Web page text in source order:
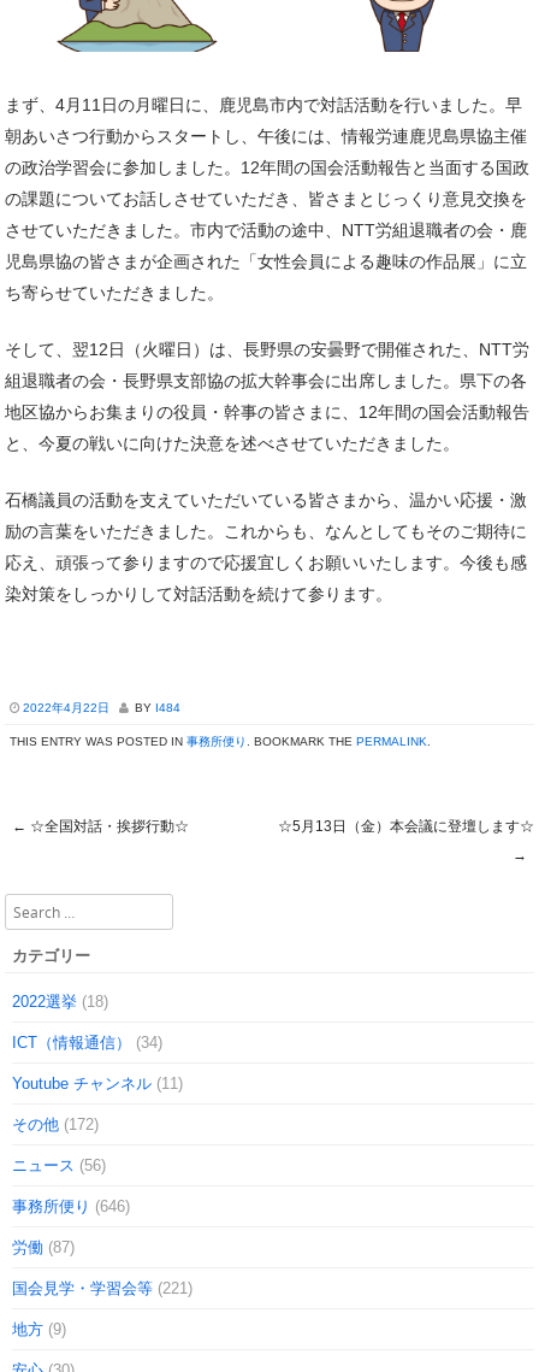
まず、4月11日の月曜日に、鹿児島市内で対話活動を行いました。早
朝あいさつ行動からスタートし、午後には、情報労連鹿児島県協主催
の政治学習会に参加しました。12年間の国会活動報告と当面する国政
の課題についてお話しさせていただき、皆さまとじっくり意見交換を
させていただきました。市内で活動の途中、NTT労組退職者の会・鹿
児島県協の皆さまが企画された「女性会員による趣味の作品展」に立
ち寄らせていただきました。
そして、翌12日（火曜日）は、長野県の安曇野で開催された、NTT労
組退職者の会・長野県支部協の拡大幹事会に出席しました。県下の各
地区協からお集まりの役員・幹事の皆さまに、12年間の国会活動報告
と、今夏の戦いに向けた決意を述べさせていただきました。
石橋議員の活動を支えていただいている皆さまから、温かい応援・激
励の言葉をいただきました。これからも、なんとしてもそのご期待に
応え、頑張って参りますので応援宜しくお願いいたします。今後も感
染対策をしっかりして対話活動を続けて参ります。
2022年4月22日 BY I484
THIS ENTRY WAS POSTED IN 事務所便り . BOOKMARK THE PERMALINK.
← ☆全国対話・挨拶行動☆
☆5月13日（金）本会議に登壇します☆
→
Search
カテゴリー
2022選挙 (18)
ICT（情報通信） (34)
Youtube チャンネル (11)
その他 (172)
ニュース (56)
事務所便り (646)
労働 (87)
国会見学・学習会等 (221)
地方 (9)